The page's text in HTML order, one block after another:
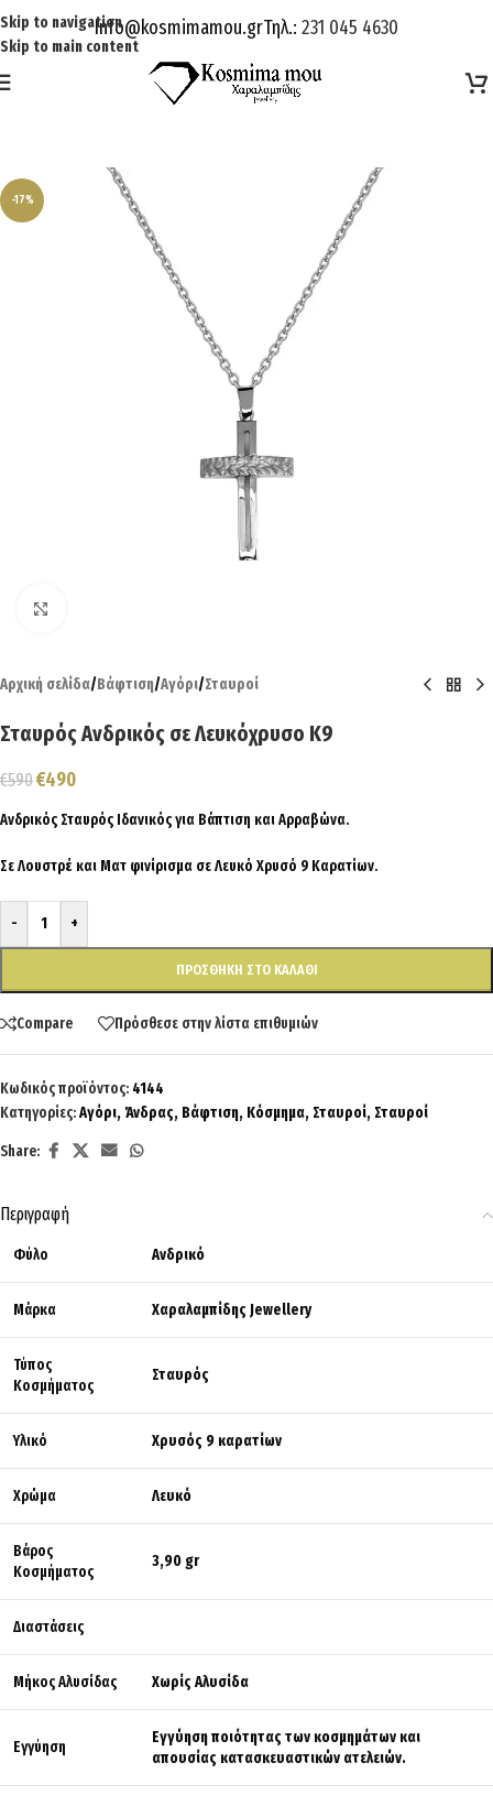
Skip to navigation
Skip to main content
Info@kosmimamou.grΤηλ.: 231 045 4630
-17%
Αρχική σελίδα/Βάφτιση/Αγόρι/Σταυροί
Σταυρός Ανδρικός σε Λευκόχρυσο Κ9
€590€490
Ανδρικός Σταυρός Ιδανικός για Βάπτιση και Αρραβώνα.
Σε Λουστρέ και Ματ φινίρισμα σε Λευκό Χρυσό 9 Καρατίων.
- +
ΠΡΟΣΘΉΚΗ ΣΤΟ ΚΑΛΆΘΙ
Compare Πρόσθεσε στην λίστα επιθυμιών
Κωδικός προϊόντος: 4144
Κατηγορίες:Αγόρι, Άνδρας, Βάφτιση, Κόσμημα, Σταυροί, Σταυροί
Share:
Περιγραφή
Φύλο Ανδρικό
Μάρκα Χαραλαμπίδης Jewellery
Τύπος
Κοσμήματος
Σταυρός
Υλικό Χρυσός 9 καρατίων
Χρώμα Λευκό
Βάρος
Κοσμήματος
3,90 gr
Διαστάσεις
Μήκος Αλυσίδας Χωρίς Αλυσίδα
Εγγύηση
Εγγύηση ποιότητας των κοσμημάτων και
απουσίας κατασκευαστικών ατελειών.